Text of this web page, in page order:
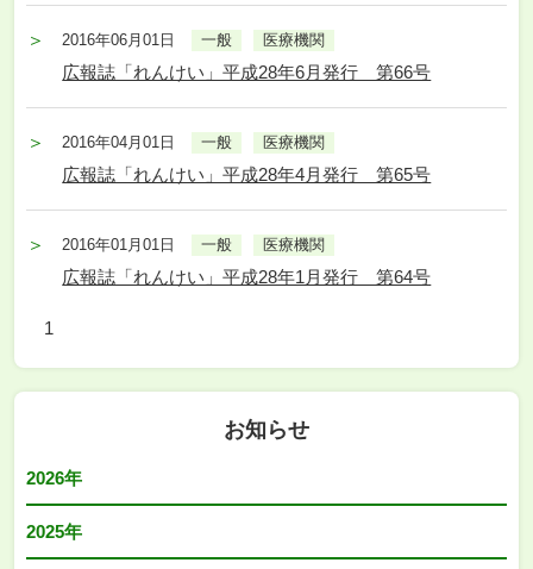
2016年06月01日 一般 医療機関
広報誌「れんけい」平成28年6月発行 第66号
2016年04月01日 一般 医療機関
広報誌「れんけい」平成28年4月発行 第65号
2016年01月01日 一般 医療機関
広報誌「れんけい」平成28年1月発行 第64号
1
お知らせ
2026年
2025年